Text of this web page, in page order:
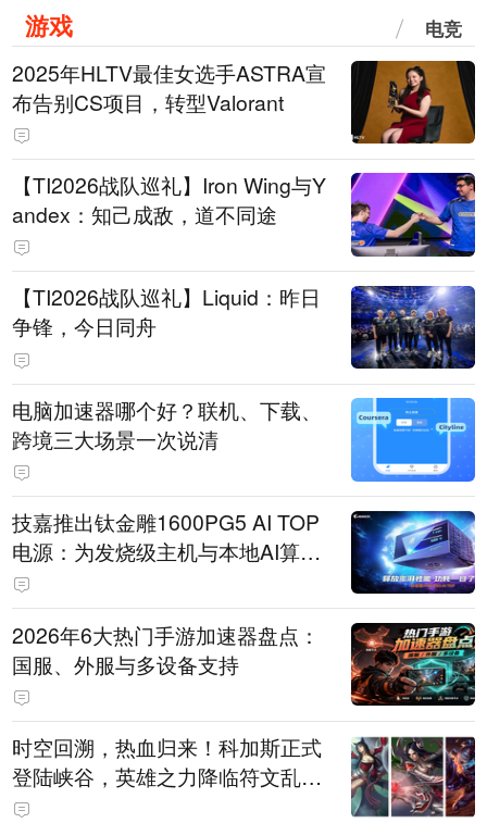
游戏 电竞
2025年HLTV最佳女选手ASTRA宣
布告别CS项目，转型Valorant
【TI2026战队巡礼】Iron Wing与Y
andex：知己成敌，道不同途
【TI2026战队巡礼】Liquid：昨日
争锋，今日同舟
电脑加速器哪个好？联机、下载、
跨境三大场景一次说清
技嘉推出钛金雕1600PG5 AI TOP
电源：为发烧级主机与本地AI算力
打造旗舰供电方案
2026年6大热门手游加速器盘点：
国服、外服与多设备支持
时空回溯，热血归来！科加斯正式
登陆峡谷，英雄之力降临符文乱
斗！